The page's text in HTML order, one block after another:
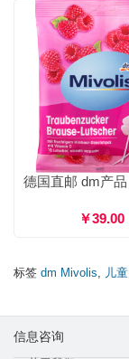
￥39.00
标签 dm Mivolis 儿童
信息咨询